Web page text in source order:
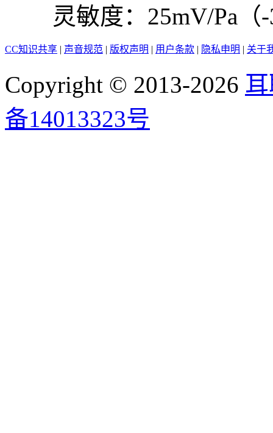
灵敏度：25mV/Pa（-
CC知识共享 | 声音规范 | 版权声明 | 用户条款 | 隐私申明 | 关于
Copyright © 2013-2026
备14013323号